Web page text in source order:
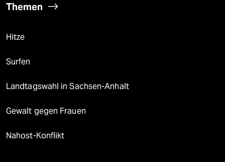
Themen
Hitze
Surfen
Landtagswahl in Sachsen-Anhalt
Gewalt gegen Frauen
Nahost-Konflikt